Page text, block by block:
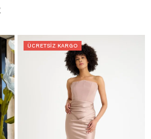
sonra kredi kartı ödemeleri 7 iş
durumunda, stoklarımızda varsa
kesintisiz ücret iadesi gerçekleştirilir.
Halkevi Cad. No 11 SpringStore - Ortahisar
ÜCRETSIZ KARGO